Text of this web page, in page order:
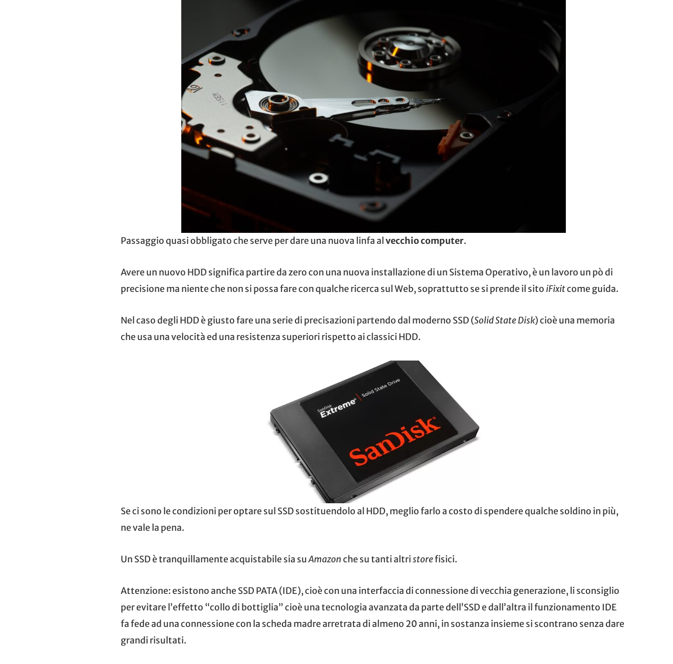
Passaggio quasi obbligato che serve per dare una nuova linfa al vecchio computer.
Avere un nuovo HDD significa partire da zero con una nuova installazione di un Sistema Operativo, è un lavoro un pò di
precisione ma niente che non si possa fare con qualche ricerca sul Web, soprattutto se si prende il sito iFixitcome guida.
Nel caso degli HDD è giusto fare una serie di precisazioni partendo dal moderno SSD (Solid State Disk) cioè una memoria
che usa una velocità ed una resistenza superiori rispetto ai classici HDD.
Se ci sono le condizioni per optare sul SSD sostituendolo al HDD, meglio farlo a costo di spendere qualche soldino in più,
ne vale la pena.
Un SSD è tranquillamente acquistabile sia suAmazonche su tanti altristorefisici.
Attenzione: esistono anche SSD PATA (IDE), cioè con una interfaccia di connessione di vecchia generazione, li sconsiglio
per evitare l’effetto “collo di bottiglia” cioè una tecnologia avanzata da parte dell’SSD e dall’altra il funzionamento IDE
fa fede ad una connessione con la scheda madre arretrata di almeno 20 anni, in sostanza insieme si scontrano senza dare
grandi risultati.